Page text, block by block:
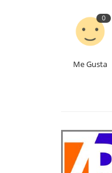
0
Me Gusta